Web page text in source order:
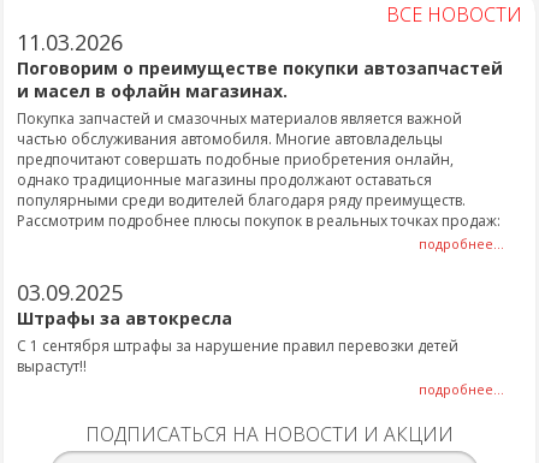
ВСЕ НОВОСТИ
11.03.2026
Поговорим о преимуществе покупки автозапчастей
и масел в офлайн магазинах.
Покупка запчастей и смазочных материалов является важной
частью обслуживания автомобиля. Многие автовладельцы
предпочитают совершать подобные приобретения онлайн,
однако традиционные магазины продолжают оставаться
популярными среди водителей благодаря ряду преимуществ.
Рассмотрим подробнее плюсы покупок в реальных точках продаж:
подробнее...
03.09.2025
Штрафы за автокресла
С 1 сентября штрафы за нарушение правил перевозки детей
вырастут!!
подробнее...
ПОДПИСАТЬСЯ НА НОВОСТИ И АКЦИИ